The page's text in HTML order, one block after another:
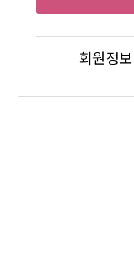
회원정